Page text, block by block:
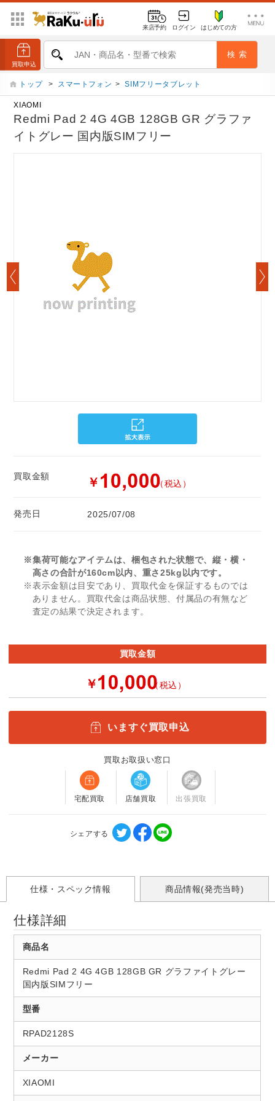
来店予約 ログイン はじめての方
トップ > スマートフォン > SIMフリータブレット
XIAOMI
Redmi Pad 2 4G 4GB 128GB GR グラファ
イトグレー 国内版SIMフリー
買取金額 ￥ （税込）
発売日 2025/07/08
※集荷可能なアイテムは、梱包された状態で、縦・横・
高さの合計が160cm以内、重さ25kg以内です。
※表示金額は目安であり、買取代金を保証するものでは
ありません。買取代金は商品状態、付属品の有無など
査定の結果で決定されます。
買取金額
￥ （税込）
いますぐ買取申込
買取お取扱い窓口
宅配買取 店舗買取 出張買取
シェアする
仕様・スペック情報 商品情報(発売当時)
仕様詳細
商品名
Redmi Pad 2 4G 4GB 128GB GR グラファイトグレー
国内版SIMフリー
型番
RPAD2128S
メーカー
XIAOMI